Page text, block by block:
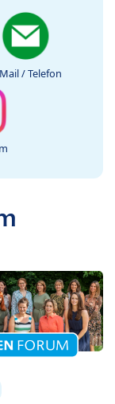
/ Telefon